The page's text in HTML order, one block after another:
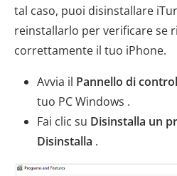
tal caso, puoi disinstallare
reinstallarlo per verificare se
correttamente il tuo iPhone.
Avvia il Pannello di
tuo PC Windows .
Fai clic su Disinstalla un
Disinstalla .